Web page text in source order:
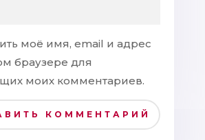
моё имя, email и адрес
браузере для
моих комментариев.
КОММЕНТАРИЙ